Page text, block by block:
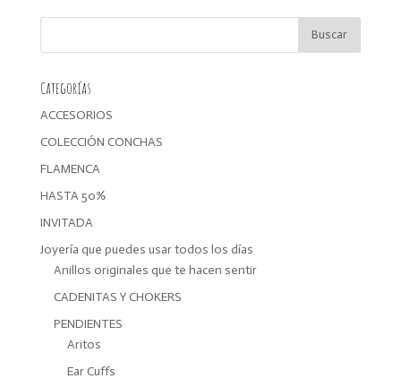
desde
Categorías
ACCESORIOS
COLECCIÓN CONCHAS
FLAMENCA
HASTA 50%
INVITADA
Joyería que puedes usar todos los días
Anillos originales que te hacen sentir
CADENITAS Y CHOKERS
PENDIENTES
Aritos
Ear Cuffs